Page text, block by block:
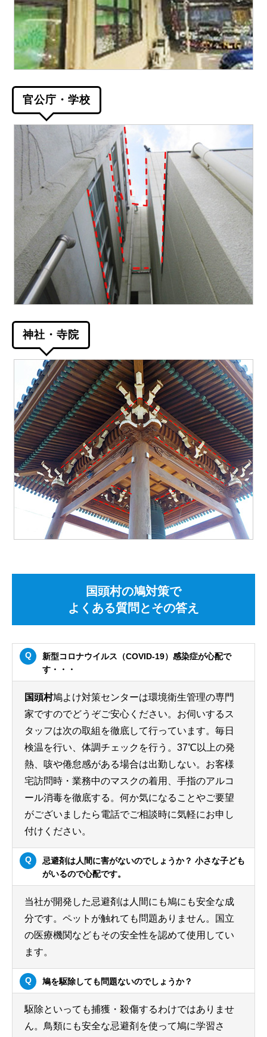
官公庁・学校
神社・寺院
国頭村の鳩対策で
よくある質問とその答え
新型コロナウイルス（COVID-19）感染症が心配で
す・・・
国頭村鳩よけ対策センターは環境衛生管理の専門
家ですのでどうぞご安心ください。お伺いするス
タッフは次の取組を徹底して行っています。毎日
検温を行い、体調チェックを行う。37℃以上の発
熱、咳や倦怠感がある場合は出勤しない。お客様
宅訪問時・業務中のマスクの着用、手指のアルコ
ール消毒を徹底する。何か気になることやご要望
がございましたら電話でご相談時に気軽にお申し
付けください。
忌避剤は人間に害がないのでしょうか？ 小さな子ども
がいるので心配です。
当社が開発した忌避剤は人間にも鳩にも安全な成
分です。ペットが触れても問題ありません。国立
の医療機関などもその安全性を認めて使用してい
ます。
鳩を駆除しても問題ないのでしょうか？
駆除といっても捕獲・殺傷するわけではありませ
ん。鳥類にも安全な忌避剤を使って鳩に学習さ